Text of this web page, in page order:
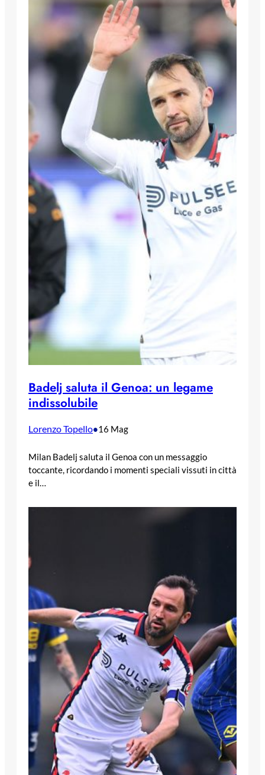
Badelj saluta il Genoa: un legame
indissolubile
Lorenzo Topello•16 Mag
Milan Badelj saluta il Genoa con un messaggio
toccante, ricordando i momenti speciali vissuti in città
e il…